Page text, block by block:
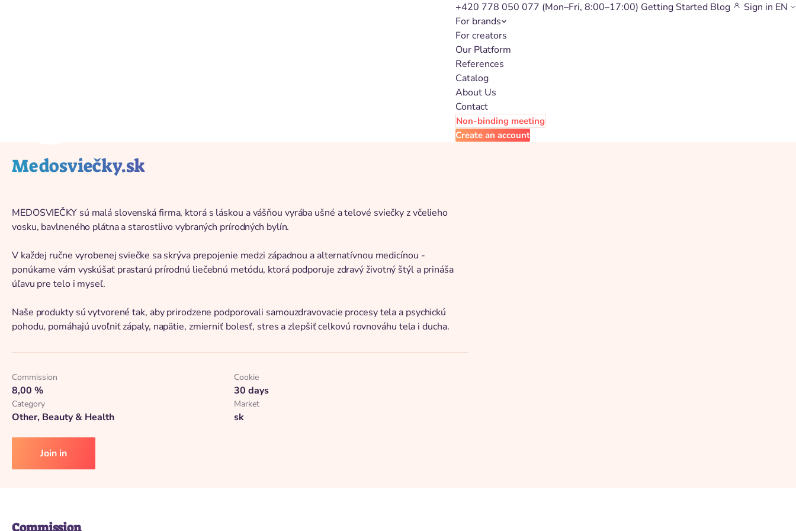
+420 778 050 077 (Mon–Fri, 8:00–17:00) Getting Started Blog Sign in EN
For brands
For creators
Our Platform
References
Catalog
About Us
Contact
Non-binding meeting
Create an account
Medosviečky.sk
MEDOSVIEČKY sú malá slovenská firma, ktorá s láskou a vášňou vyrába ušné a telové sviečky z včelieho
vosku, bavlneného plátna a starostlivo vybraných prírodných bylín.
V každej ručne vyrobenej sviečke sa skrýva prepojenie medzi západnou a alternatívnou medicínou -
ponúkame vám vyskúšať prastarú prírodnú liečebnú metódu, ktorá podporuje zdravý životný štýl a prináša
úľavu pre telo i myseľ.
Naše produkty sú vytvorené tak, aby prirodzene podporovali samouzdravovacie procesy tela a psychickú
pohodu, pomáhajú uvoľniť zápaly, napätie, zmierniť bolesť, stres a zlepšiť celkovú rovnováhu tela i ducha.
Commission
8,00 %
Cookie
30 days
Category
Other, Beauty & Health
Market
sk
Join in
Commission